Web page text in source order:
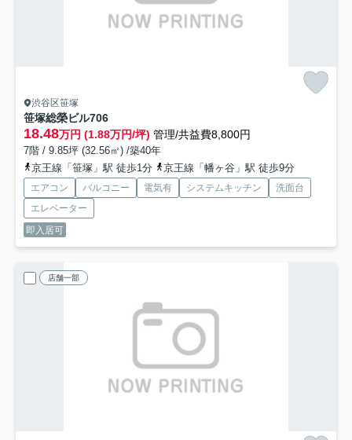
渋谷区笹塚
笹塚総榮ビル706
18.48万円 (1.88万円/坪) 管理/共益費8,800円
7階 / 9.85坪 (32.56㎡) /築40年
京王線「笹塚」駅 徒歩1分
京王線「幡ヶ谷」駅 徒歩9分
エアコン バルコニー 電気有 システムキッチン
洗面台
エレベーター
即入居可
店舗一部